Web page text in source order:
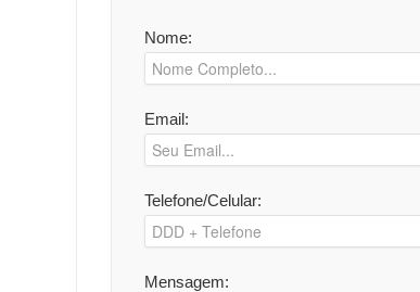
Nome:
Email:
Telefone/Celular:
Mensagem: